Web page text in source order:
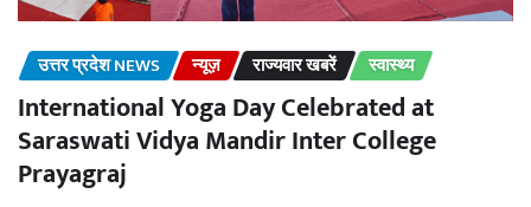
उत्तर प्रदेश NEWS न्यूज़ राज्यवार खबरें स्वास्थ्य
International Yoga Day Celebrated at
Saraswati Vidya Mandir Inter College
Prayagraj